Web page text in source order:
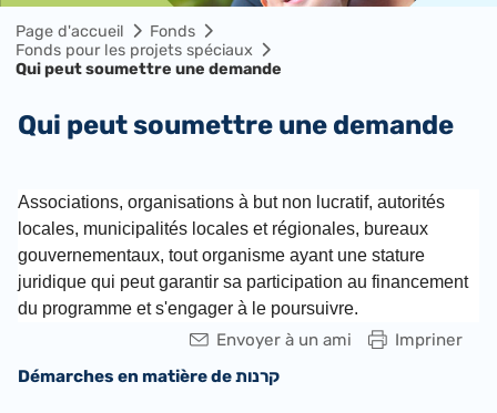
Page d'accueil
Fonds
Fonds pour les projets spéciaux
Qui peut soumettre une demande
Qui peut soumettre une demande
Associations, organisations à but non lucratif, autorités
locales, municipalités locales et régionales, bureaux
gouvernementaux, tout organisme ayant une stature
juridique qui peut garantir sa participation au financement
du programme et s'engager à le poursuivre.
Impriner
Envoyer à un ami
Démarches en matière de קרנות